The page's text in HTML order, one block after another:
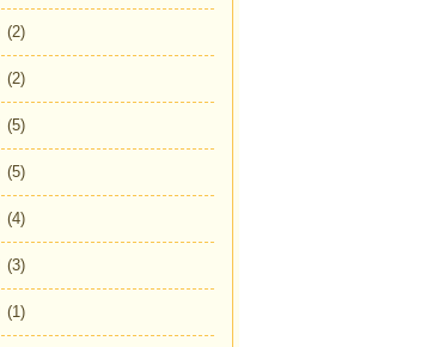
(2)
(2)
(5)
(5)
(4)
(3)
(1)